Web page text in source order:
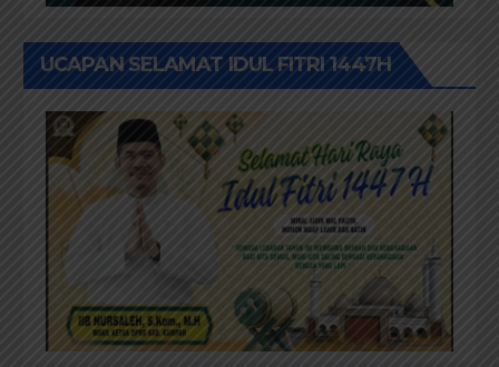
UCAPAN SELAMAT IDUL FITRI 1447H